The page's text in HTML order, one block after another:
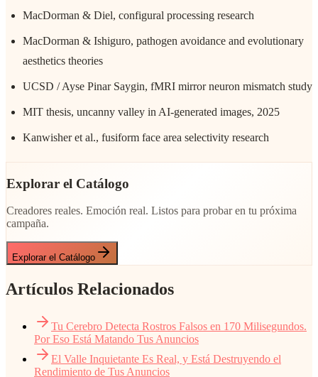
MacDorman & Diel, configural processing research
MacDorman & Ishiguro, pathogen avoidance and evolutionary
aesthetics theories
UCSD / Ayse Pinar Saygin, fMRI mirror neuron mismatch study
MIT thesis, uncanny valley in AI-generated images, 2025
Kanwisher et al., fusiform face area selectivity research
Explorar el Catálogo
Creadores reales. Emoción real. Listos para probar en tu próxima
campaña.
Explorar el Catálogo
Artículos Relacionados
Tu Cerebro Detecta Rostros Falsos en 170 Milisegundos.
Por Eso Está Matando Tus Anuncios
El Valle Inquietante Es Real, y Está Destruyendo el
Rendimiento de Tus Anuncios